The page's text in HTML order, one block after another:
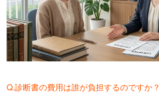
Q.診断書の費用は誰が負担するのですか？